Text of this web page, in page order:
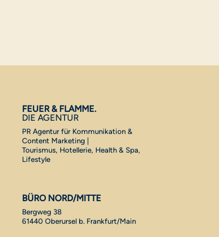
FEUER & FLAMME.
DIE AGENTUR
PR Agentur für Kommunikation &
Content Marketing |
Tourismus, Hotellerie, Health & Spa,
Lifestyle
BÜRO NORD/MITTE
Bergweg 38
61440 Oberursel b. Frankfurt/Main